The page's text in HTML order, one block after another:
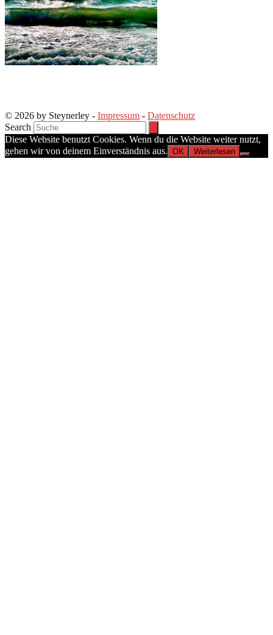
© 2026 by Steynerley - Impressum - Datenschutz
Search
Diese Website benutzt Cookies. Wenn du die Website weiter nutzt,
gehen wir von deinem Einverständnis aus. OK Weiterlesen